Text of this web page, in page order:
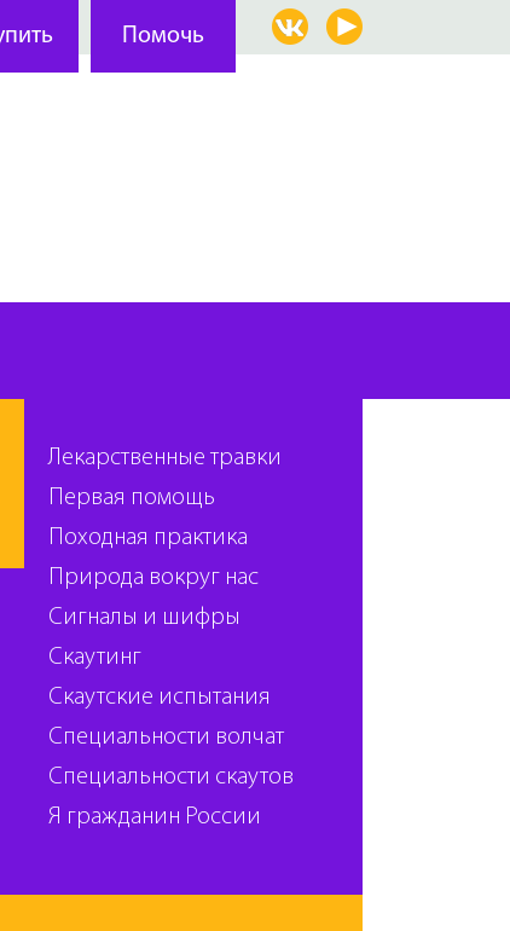
Лекарственные травки
Первая помощь
Походная практика
Природа вокруг нас
Сигналы и шифры
Скаутинг
Скаутские испытания
Специальности волчат
Специальности скаутов
Я гражданин России